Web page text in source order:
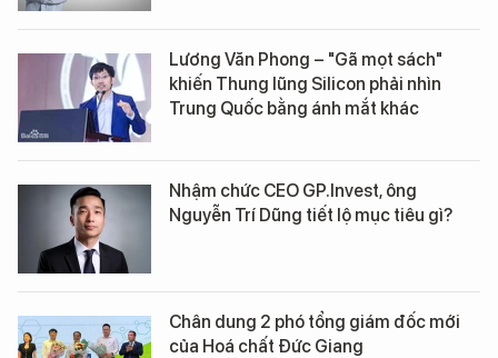
Lương Văn Phong – "Gã mọt sách"
khiến Thung lũng Silicon phải nhìn
Trung Quốc bằng ánh mắt khác
Nhậm chức CEO GP.Invest, ông
Nguyễn Trí Dũng tiết lộ mục tiêu gì?
Chân dung 2 phó tổng giám đốc mới
của Hoá chất Đức Giang